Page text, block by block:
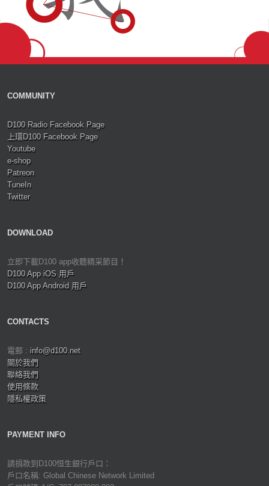
COMMUNITY
D100 Radio Facebook Page
上環D100 Facebook Page
Youtube
e-shop
Patreon
TuneIn
Twitter
DOWNLOAD
立即下載D100 app收聽精采節目！
D100 App iOS 用戶
D100 App Android 用戶
CONTACTS
電郵 : info@d100.net
關於我們
聯絡我們
使用條款
隱私權政策
PAYMENT INFO
請捐款到D100恒生銀行戶口：
戶口名稱: Global Chinese Network Limited